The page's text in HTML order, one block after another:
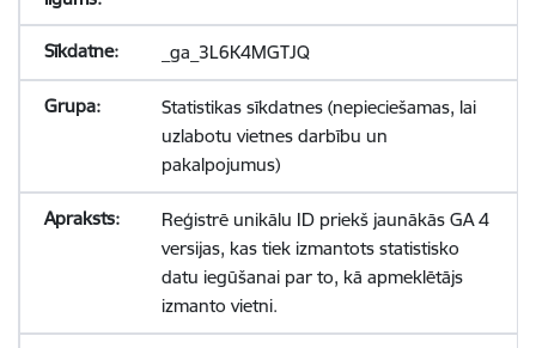
_ga_3L6K4MGTJQ
Statistikas sīkdatnes (nepieciešamas, lai
uzlabotu vietnes darbību un
pakalpojumus)
Reģistrē unikālu ID priekš jaunākās GA 4
versijas, kas tiek izmantots statistisko
datu iegūšanai par to, kā apmeklētājs
izmanto vietni.